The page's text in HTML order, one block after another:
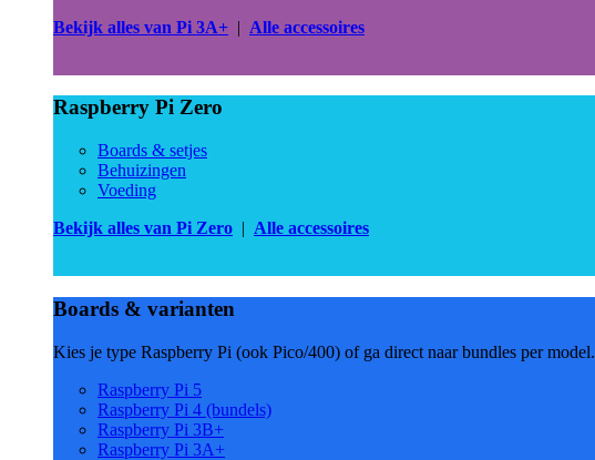
Bekijk alles van Pi 3A+ | Alle accessoires
Raspberry Pi Zero
Boards & setjes
Behuizingen
Voeding
Bekijk alles van Pi Zero | Alle accessoires
Boards & varianten
Kies je type Raspberry Pi (ook Pico/400) of ga direct naar bundles per model.
Raspberry Pi 5
Raspberry Pi 4 (bundels)
Raspberry Pi 3B+
Raspberry Pi 3A+